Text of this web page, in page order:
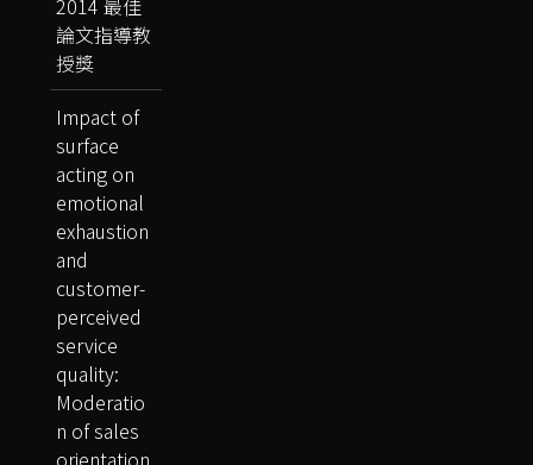
論文指導教
授獎
Impact of
surface
acting on
emotional
exhaustion
and
customer-
perceived
service
quality:
Moderatio
n of sales
orientation